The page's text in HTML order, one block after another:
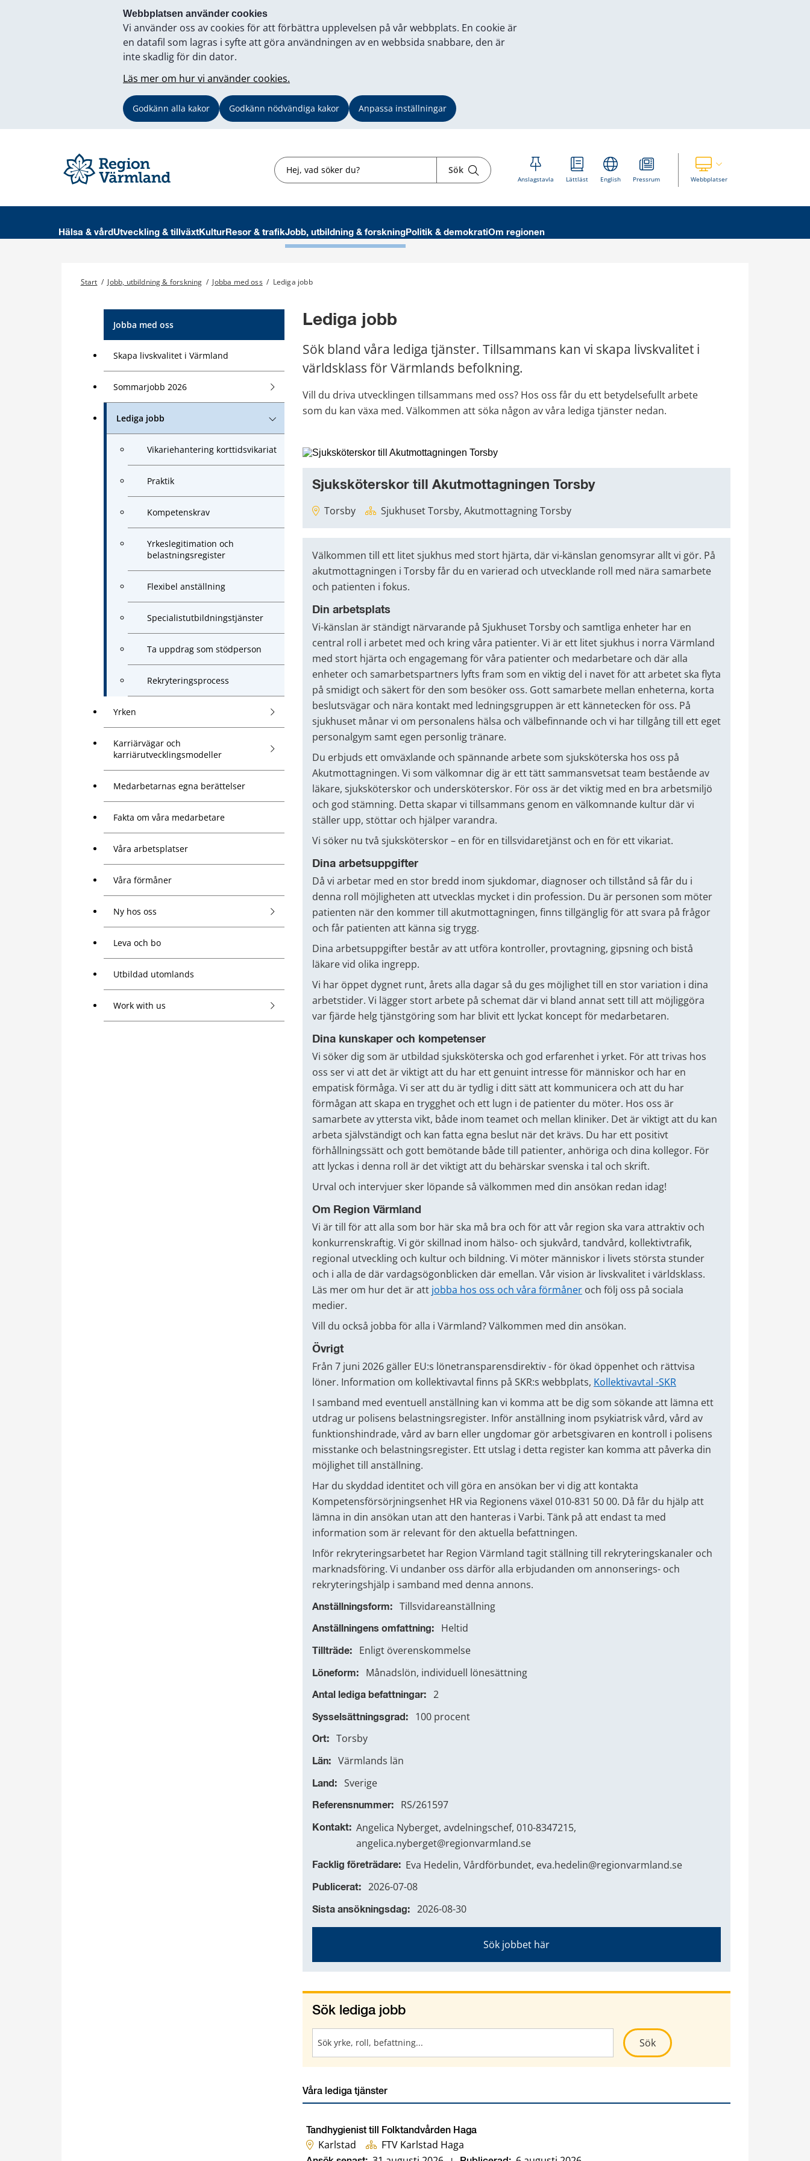
Webbplatsen använder cookies
Vi använder oss av cookies för att förbättra upplevelsen på vår webbplats. En cookie är
en datafil som lagras i syfte att göra användningen av en webbsida snabbare, den är
inte skadlig för din dator.
Läs mer om hur vi använder cookies.
Godkänn alla kakor Godkänn nödvändiga kakor Anpassa inställningar
Sök Sök
Anslagstavla Lättläst English Pressrum WebbplatserVisa våra andra webbplatser
Hälsa & vård Utveckling & tillväxtKulturResor & trafikJobb, utbildning & forskningPolitik & demokratiOm regionen
Start / Jobb, utbildning & forskning / Jobba med oss / Lediga jobb
Jobba med oss
Skapa livskvalitet i Värmland
Sommarjobb 2026
Lediga jobb
Vikariehantering korttidsvikariat
Praktik
Kompetenskrav
Yrkeslegitimation och
belastningsregister
Flexibel anställning
Specialistutbildningstjänster
Ta uppdrag som stödperson
Rekryteringsprocess
Yrken
Karriärvägar och
karriärutvecklingsmodeller
Medarbetarnas egna berättelser
Fakta om våra medarbetare
Våra arbetsplatser
Våra förmåner
Ny hos oss
Leva och bo
Utbildad utomlands
Work with us
Lediga jobb
Sök bland våra lediga tjänster. Tillsammans kan vi skapa livskvalitet i
världsklass för Värmlands befolkning.
Vill du driva utvecklingen tillsammans med oss? Hos oss får du ett betydelsefullt arbete
som du kan växa med. Välkommen att söka någon av våra lediga tjänster nedan.
Sjuksköterskor till Akutmottagningen Torsby
Torsby
Sjukhuset Torsby, Akutmottagning Torsby
Välkommen till ett litet sjukhus med stort hjärta, där vi-känslan genomsyrar allt vi gör. På
akutmottagningen i Torsby får du en varierad och utvecklande roll med nära samarbete
och patienten i fokus.
Din arbetsplats
Vi-känslan är ständigt närvarande på Sjukhuset Torsby och samtliga enheter har en
central roll i arbetet med och kring våra patienter. Vi är ett litet sjukhus i norra Värmland
med stort hjärta och engagemang för våra patienter och medarbetare och där alla
enheter och samarbetspartners lyfts fram som en viktig del i navet för att arbetet ska flyta
på smidigt och säkert för den som besöker oss. Gott samarbete mellan enheterna, korta
beslutsvägar och nära kontakt med ledningsgruppen är ett kännetecken för oss. På
sjukhuset månar vi om personalens hälsa och välbefinnande och vi har tillgång till ett eget
personalgym samt egen personlig tränare.
Du erbjuds ett omväxlande och spännande arbete som sjuksköterska hos oss på
Akutmottagningen. Vi som välkomnar dig är ett tätt sammansvetsat team bestående av
läkare, sjuksköterskor och undersköterskor. För oss är det viktig med en bra arbetsmiljö
och god stämning. Detta skapar vi tillsammans genom en välkomnande kultur där vi
ställer upp, stöttar och hjälper varandra.
Vi söker nu två sjuksköterskor – en för en tillsvidaretjänst och en för ett vikariat.
Dina arbetsuppgifter
Då vi arbetar med en stor bredd inom sjukdomar, diagnoser och tillstånd så får du i
denna roll möjligheten att utvecklas mycket i din profession. Du är personen som möter
patienten när den kommer till akutmottagningen, finns tillgänglig för att svara på frågor
och får patienten att känna sig trygg.
Dina arbetsuppgifter består av att utföra kontroller, provtagning, gipsning och bistå
läkare vid olika ingrepp.
Vi har öppet dygnet runt, årets alla dagar så du ges möjlighet till en stor variation i dina
arbetstider. Vi lägger stort arbete på schemat där vi bland annat sett till att möjliggöra
var fjärde helg tjänstgöring som har blivit ett lyckat koncept för medarbetaren.
Dina kunskaper och kompetenser
Vi söker dig som är utbildad sjuksköterska och god erfarenhet i yrket. För att trivas hos
oss ser vi att det är viktigt att du har ett genuint intresse för människor och har en
empatisk förmåga. Vi ser att du är tydlig i ditt sätt att kommunicera och att du har
förmågan att skapa en trygghet och ett lugn i de patienter du möter. Hos oss är
samarbete av yttersta vikt, både inom teamet och mellan kliniker. Det är viktigt att du kan
arbeta självständigt och kan fatta egna beslut när det krävs. Du har ett positivt
förhållningssätt och gott bemötande både till patienter, anhöriga och dina kollegor. För
att lyckas i denna roll är det viktigt att du behärskar svenska i tal och skrift.
Urval och intervjuer sker löpande så välkommen med din ansökan redan idag!
Om Region Värmland
Vi är till för att alla som bor här ska må bra och för att vår region ska vara attraktiv och
konkurrenskraftig. Vi gör skillnad inom hälso- och sjukvård, tandvård, kollektivtrafik,
regional utveckling och kultur och bildning. Vi möter människor i livets största stunder
och i alla de där vardagsögonblicken där emellan. Vår vision är livskvalitet i världsklass.
Läs mer om hur det är att jobba hos oss och våra förmåner och följ oss på sociala
medier.
Vill du också jobba för alla i Värmland? Välkommen med din ansökan.
Övrigt
Från 7 juni 2026 gäller EU:s lönetransparensdirektiv - för ökad öppenhet och rättvisa
löner. Information om kollektivavtal finns på SKR:s webbplats, Kollektivavtal -SKR
I samband med eventuell anställning kan vi komma att be dig som sökande att lämna ett
utdrag ur polisens belastningsregister. Inför anställning inom psykiatrisk vård, vård av
funktionshindrade, vård av barn eller ungdomar gör arbetsgivaren en kontroll i polisens
misstanke och belastningsregister. Ett utslag i detta register kan komma att påverka din
möjlighet till anställning.
Har du skyddad identitet och vill göra en ansökan ber vi dig att kontakta
Kompetensförsörjningsenhet HR via Regionens växel 010-831 50 00. Då får du hjälp att
lämna in din ansökan utan att den hanteras i Varbi. Tänk på att endast ta med
information som är relevant för den aktuella befattningen.
Inför rekryteringsarbetet har Region Värmland tagit ställning till rekryteringskanaler och
marknadsföring. Vi undanber oss därför alla erbjudanden om annonserings- och
rekryteringshjälp i samband med denna annons.
Anställningsform: Tillsvidareanställning
Anställningens omfattning: Heltid
Tillträde: Enligt överenskommelse
Löneform: Månadslön, individuell lönesättning
Antal lediga befattningar: 2
Sysselsättningsgrad: 100 procent
Ort: Torsby
Län: Värmlands län
Land: Sverige
Referensnummer: RS/261597
Kontakt: Angelica Nyberget, avdelningschef, 010-8347215,
angelica.nyberget@regionvarmland.se
Facklig företrädare: Eva Hedelin, Vårdförbundet, eva.hedelin@regionvarmland.se
Publicerat: 2026-07-08
Sista ansökningsdag: 2026-08-30
Sök jobbet här
Sök lediga jobb
SökKör sökning
Våra lediga tjänster
Tandhygienist till Folktandvården Haga
Karlstad FTV Karlstad Haga